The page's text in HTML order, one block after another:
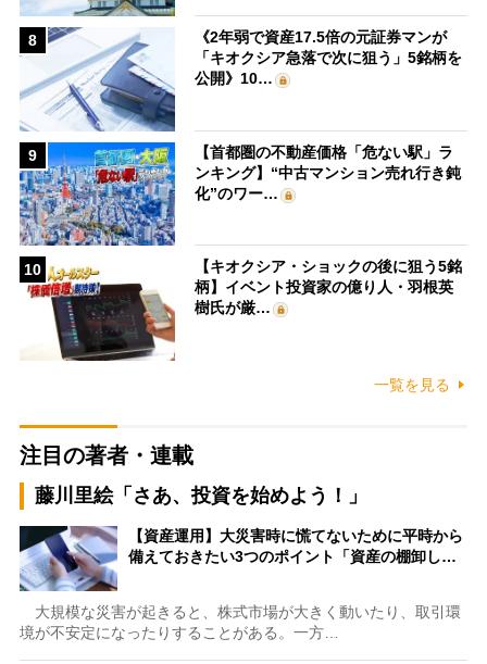
8
《2年弱で資産17.5倍の元証券マンが
「キオクシア急落で次に狙う」5銘柄を
公開》10…
9
【首都圏の不動産価格「危ない駅」ラ
ンキング】“中古マンション売れ行き鈍
化”のワー…
10
【キオクシア・ショックの後に狙う5銘
柄】イベント投資家の億り人・羽根英
樹氏が厳…
一覧を見る
注目の著者・連載
藤川里絵「さあ、投資を始めよう！」
【資産運用】大災害時に慌てないために平時から
備えておきたい3つのポイント「資産の棚卸し…
大規模な災害が起きると、株式市場が大きく動いたり、取引環
境が不安定になったりすることがある。一方…